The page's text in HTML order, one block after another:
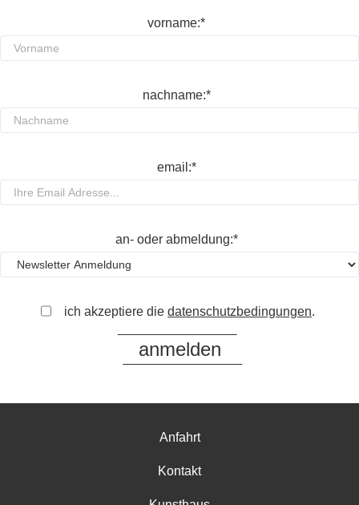
vorname:*
nachname:*
email:*
an- oder abmeldung:*
ich akzeptiere die datenschutzbedingungen.
Anfahrt
Kontakt